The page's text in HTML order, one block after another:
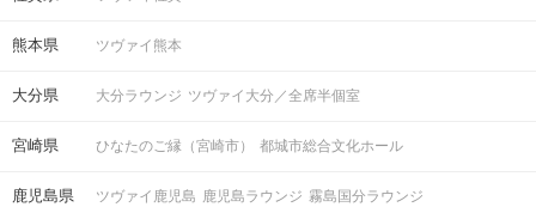
熊本県 ツヴァイ熊本
大分県 大分ラウンジ ツヴァイ大分／全席半個室
宮崎県 ひなたのご縁（宮崎市） 都城市総合文化ホール
鹿児島県 ツヴァイ鹿児島 鹿児島ラウンジ 霧島国分ラウンジ